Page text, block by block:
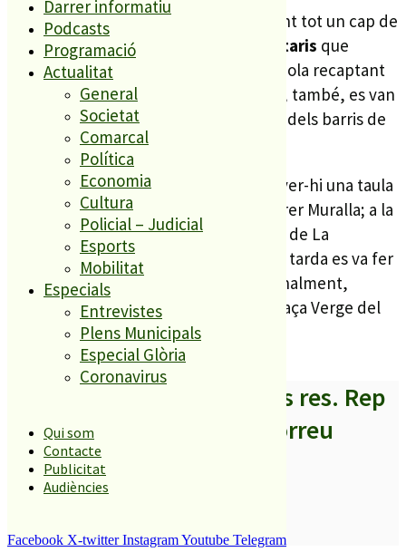
Darrer informatiu
Podcasts
Programació
Actualitat
General
Societat
Comarcal
Política
Economia
Cultura
Policial – Judicial
Esports
Mobilitat
Especials
Entrevistes
Plens Municipals
Especial Glòria
Coronavirus
Qui som
Contacte
Publicitat
Audiències
Facebook X-twitter InstagramYoutube Telegram
Aquesta col·lecta es duu a terme durant tot un cap de
setmana amb la participació de
voluntaris que
passegen pel municipi amb una guardiola recaptant
donacionsde la població. A banda, també, es van
instal·lar un parell de taules en alguns dels barris de
la ciutat per tal d’arribar a més gent.
Concretament, dissabte al matí va haver-hi una taula
de recollida al carrer Raval amb el Carrer Muralla; a la
Plaça d’Espanya; al Mercat dels Teixits de La
Plantera; i a l’Avinguda dels Pavos. A la tarda es va fer
un segon torn a la Plaça d’Espanya. Finalment,
diumenge va haver-hi una taula a la Plaça Verge del
A partir d’ara no et perdis res. Rep
els titulars al teu correu
SUBSCRIURE’M